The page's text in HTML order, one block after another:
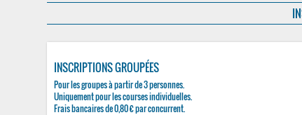
INSCRIPTIONS GROUPÉES
Pour les groupes à partir de 3 personnes.
Uniquement pour les courses individuelles.
Frais bancaires de 0,80 € par concurrent.